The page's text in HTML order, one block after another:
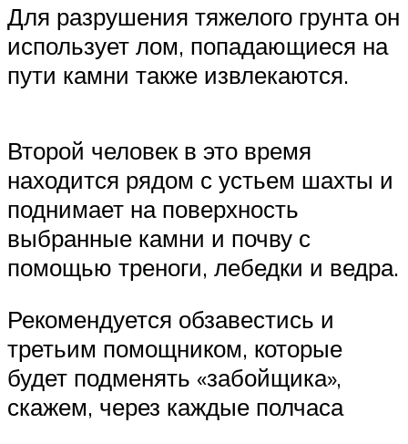
Для разрушения тяжелого грунта он
использует лом, попадающиеся на
пути камни также извлекаются.
Второй человек в это время
находится рядом с устьем шахты и
поднимает на поверхность
выбранные камни и почву с
помощью треноги, лебедки и ведра.
Рекомендуется обзавестись и
третьим помощником, которые
будет подменять «забойщика»,
скажем, через каждые полчаса